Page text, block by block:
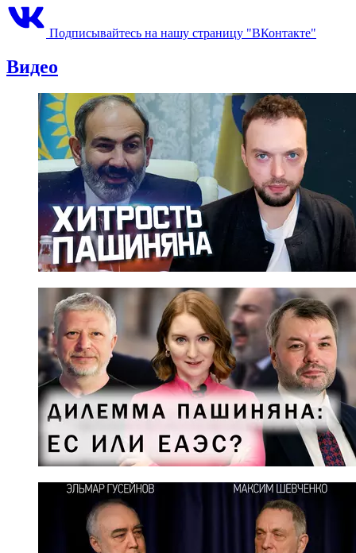
Подписывайтесь на нашу страницу "ВКонтакте"
Видео